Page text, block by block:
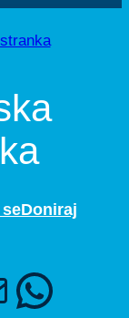
Doniraj
WhatsApp